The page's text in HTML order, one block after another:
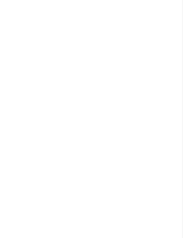
z 5 hvězdiček.
z 5 hvězdiček.
z 5 hvězdiček.